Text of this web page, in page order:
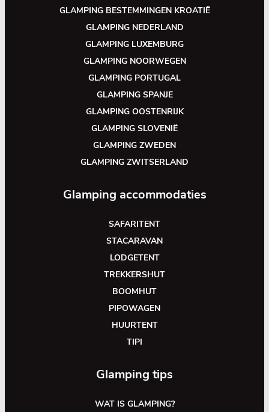
GLAMPING BESTEMMINGEN KROATIË
GLAMPING NEDERLAND
GLAMPING LUXEMBURG
GLAMPING NOORWEGEN
GLAMPING PORTUGAL
GLAMPING SPANJE
GLAMPING OOSTENRIJK
GLAMPING SLOVENIË
GLAMPING ZWEDEN
GLAMPING ZWITSERLAND
Glamping accommodaties
SAFARITENT
STACARAVAN
LODGETENT
TREKKERSHUT
BOOMHUT
PIPOWAGEN
HUURTENT
TIPI
Glamping tips
WAT IS GLAMPING?